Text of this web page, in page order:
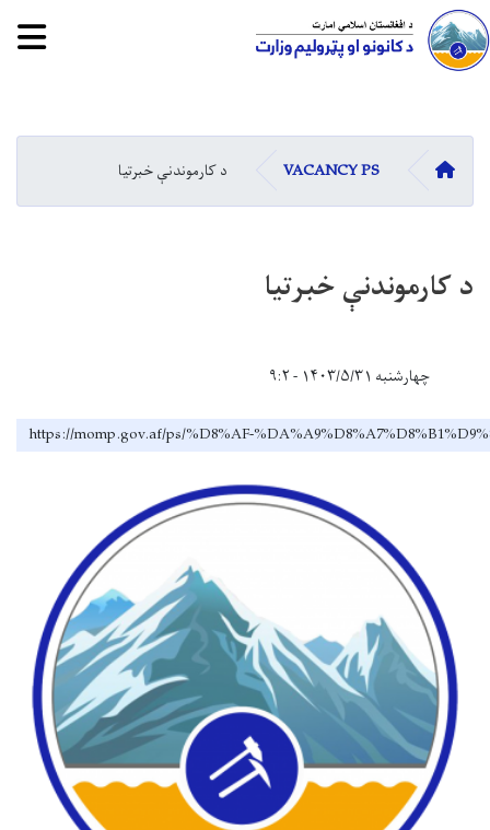
content
کورپاڼه VACANCY PS د کارموندنې خبرتیا
د کارموندنې خبرتیا
چهارشنبه ۱۴۰۳/۵/۳۱ - ۹:۲
https://momp.gov.af/ps/%D8%AF-